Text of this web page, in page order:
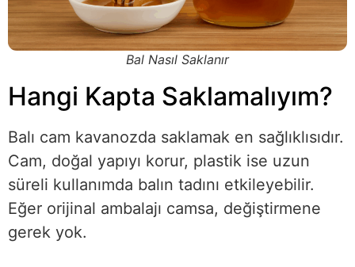
Bal Nasıl Saklanır
Hangi Kapta Saklamalıyım?
Balı cam kavanozda saklamak en sağlıklısıdır.
Cam, doğal yapıyı korur, plastik ise uzun
süreli kullanımda balın tadını etkileyebilir.
Eğer orijinal ambalajı camsa, değiştirmene
gerek yok.